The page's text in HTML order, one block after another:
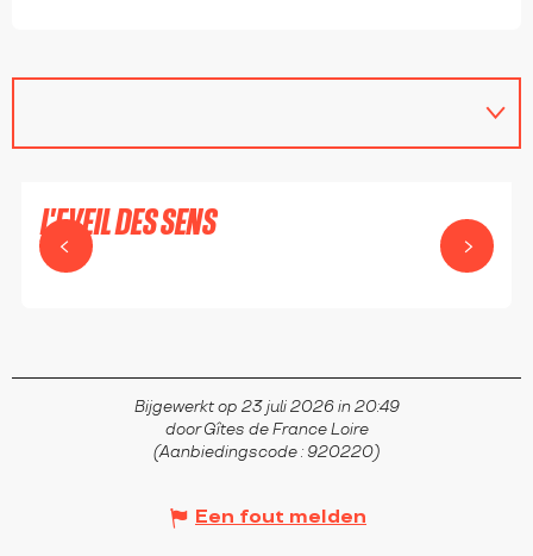
19€
L'EVEIL DES SENS
TRELINS
Bijgewerkt op 23 juli 2026 in 20:49
door Gîtes de France Loire
(Aanbiedingscode : 920220)
Een fout melden